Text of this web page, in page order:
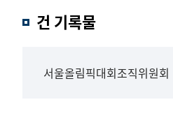
검색건 기록물
서울올림픽대회조직위원회